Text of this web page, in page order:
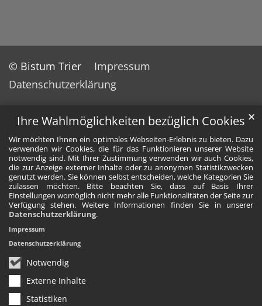
Ihre Wahlmöglichkeiten bezüglich Cookies
Wir möchten Ihnen ein optimales Webseiten-Erlebnis zu bieten. Dazu
verwenden wir Cookies, die für das Funktionieren unserer Website
notwendig sind. Mit Ihrer Zustimmung verwenden wir auch Cookies,
die zur Anzeige externer Inhalte oder zu anonymen Statistikzwecken
genutzt werden. Sie können selbst entscheiden, welche Kategorien Sie
zulassen möchten. Bitte beachten Sie, dass auf Basis Ihrer
Einstellungen womöglich nicht mehr alle Funktionalitäten der Seite zur
Verfügung stehen. Weitere Informationen finden Sie in unserer
Datenschutzerklärung.
Notwendig
Externe Inhalte
Statistiken
✕
Impressum
Datenschutzerklärung
© Bistum Trier
Impressum
Datenschutzerklärung